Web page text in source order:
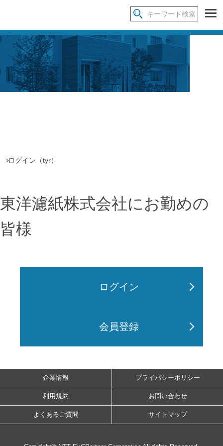
ログイン（tyr）
東洋濾紙株式会社にお勤めの
皆様
ログイン
会員登録
企業情報 プライバシーポリシー
利用規約 お問い合わせ
よくあるご質問 サイトマップ